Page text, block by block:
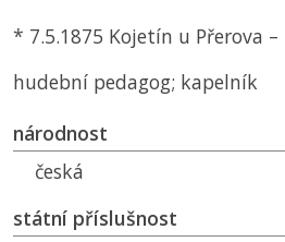
* 7.5.1875 Kojetín u Přerova –
hudební pedagog; kapelník
národnost
česká
státní příslušnost